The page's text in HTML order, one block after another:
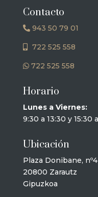
Contacto
943 50 79 01
722 525 558
722 525 558
Horario
Lunes a Viernes:
9:30 a 13:30 y 15:30
Ubicación
Plaza Donibane, nº4
20800 Zarautz
Gipuzkoa